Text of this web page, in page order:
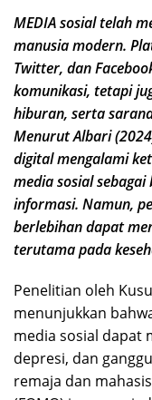
MEDIA sosial telah
manusia modern.
Twitter, dan
komunikasi, tetapi
hiburan, serta
Menurut Albari
digital mengalami
media sosial
informasi. Namun,
berlebihan dapat
terutama pada
Penelitian oleh
menunjukkan
media sosial dapat
depresi, dan
remaja dan